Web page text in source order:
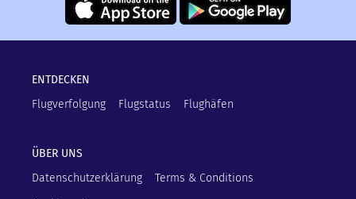
ENTDECKEN
Flugverfolgung
Flugstatus Flughäfen
ÜBER UNS
Datenschutzerklärung
Terms & Conditions